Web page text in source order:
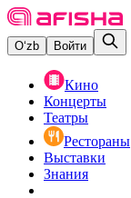
O‘zb Войти
Кино
Концерты
Театры
Рестораны
Выставки
Знания